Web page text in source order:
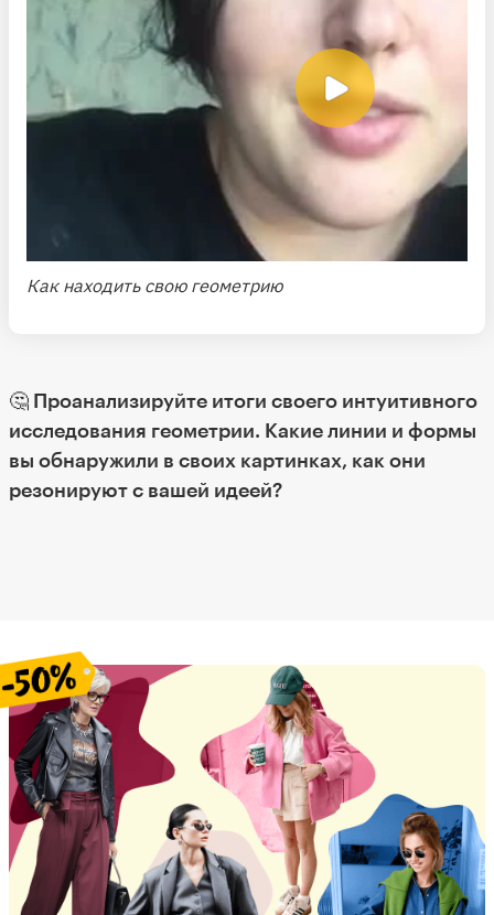
Как находить свою геометрию
🤔 Проанализируйте итоги своего интуитивного
исследования геометрии. Какие линии и формы
вы обнаружили в своих картинках, как они
резонируют с вашей идеей?